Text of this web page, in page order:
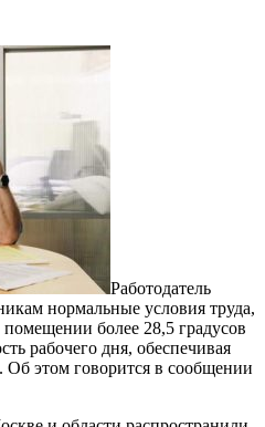
Работодатель
нормальные условия труда,
помещении более 28,5 градусов
рабочего дня, обеспечивая
Об этом говорится в сообщении